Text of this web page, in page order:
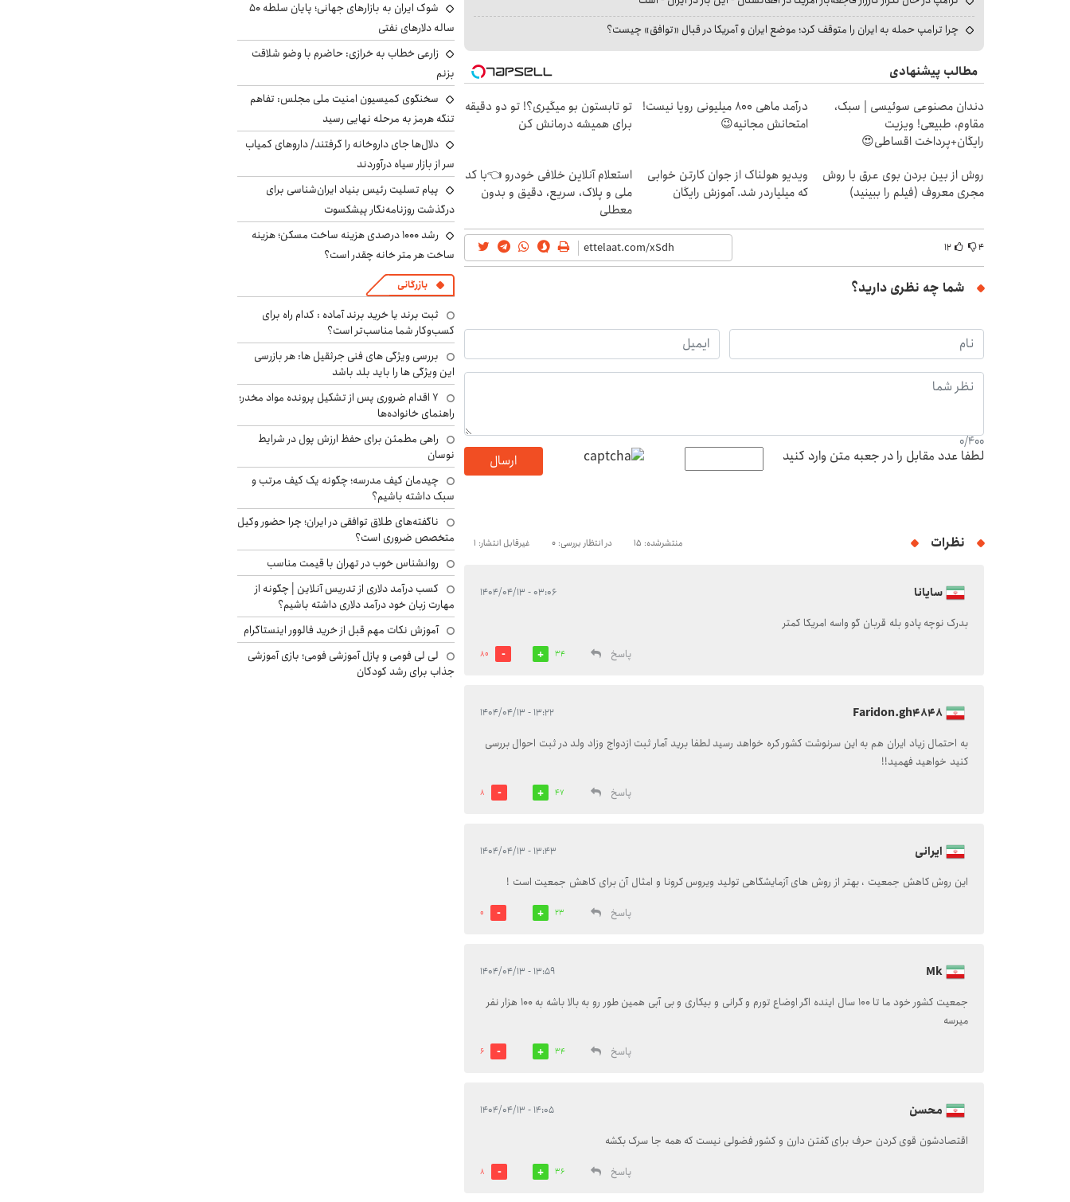
چرا ترامپ حمله به ایران را متوقف کرد؛ موضع ایران و آمریکا در قبال «توافق» چیست؟
مطالب پیشنهادی
دندان مصنوعی سوئیسی | سبک،
مقاوم، طبیعی! ویزیت
رایگان+پرداخت اقساطی😍
درآمد ماهی 800 میلیونی رویا نیست!
امتحانش مجانیه😉
تو تابستون بو میگیری؟! تو دو دقیقه
برای همیشه درمانش کن
روش از بین بردن بوی عرق با روش
مجری معروف (فیلم را ببینید)
ویدیو هولناک از جوان کارتن خوابی
که میلیاردر شد. آموزش رایگان
استعلام آنلاین خلافی خودرو 👈با کد
ملی و پلاک، سریع، دقیق و بدون
معطلی
۴ ۱۲
شما چه نظری دارید؟
0/400
لطفا عدد مقابل را در جعبه متن وارد کنید ارسال
نظرات منتشرشده: 15 در انتظار بررسی: 0 غیرقابل انتشار: 1
سایانا ۰۳:۰۶ - ۱۴۰۴/۰۴/۱۳
بدرک نوچه پادو بله قربان گو واسه امریکا کمتر
پاسخ
34
80
Faridon.gh4848 ۱۳:۲۲ - ۱۴۰۴/۰۴/۱۳
به احتمال زیاد ایران هم به این سرنوشت کشور کره خواهد رسید لطفا برید آمار ثبت ازدواج وزاد ولد در ثبت احوال بررسی
کنید خواهید فهمید!!
پاسخ
47
8
ایرانی ۱۳:۴۳ - ۱۴۰۴/۰۴/۱۳
این روش کاهش جمعیت ، بهتر از روش های آزمایشگاهی تولید ویروس کرونا و امثال آن برای کاهش جمعیت است !
پاسخ
23
0
Mk ۱۳:۵۹ - ۱۴۰۴/۰۴/۱۳
جمعیت کشور خود ما تا ۱۰۰ سال اینده اگر اوضاع تورم و گرانی و بیکاری و بی آبی همین طور رو به بالا باشه به ۱۰۰ هزار نفر
میرسه
پاسخ
34
6
محسن ۱۴:۰۵ - ۱۴۰۴/۰۴/۱۳
اقتصادشون قوی کردن حرف برای گفتن دارن و کشور فضولی نیست که همه جا سرک بکشه
پاسخ
36
8
شوک ایران به بازارهای جهانی؛ پایان سلطه ۵۰
ساله دلارهای نفتی
زارعی خطاب به خرازی: حاضرم با وضو شلاقت
بزنم
سخنگوی کمیسیون امنیت ملی مجلس: تفاهم
تنگه هرمز به مرحله نهایی رسید
دلال‌ها جای داروخانه را گرفتند/ داروهای کمیاب
سر از بازار سیاه درآوردند
پیام تسلیت رئیس بنیاد ایران‌شناسی برای
درگذشت روزنامه‌نگار پیشکسوت
رشد ۱۰۰۰ درصدی هزینه ساخت مسکن؛ هزینه
ساخت هر متر خانه چقدر است؟
بازرگانی
ثبت برند یا خرید برند آماده : کدام راه برای
کسب‌وکار شما مناسب‌تر است؟
بررسی ویژگی های فنی جرثقیل ها: هر بازرسی
این ویژگی ها را باید بلد باشد
۷ اقدام ضروری پس از تشکیل پرونده مواد مخدر؛
راهنمای خانواده‌ها
راهی مطمئن برای حفظ ارزش پول در شرایط
نوسان
چیدمان کیف مدرسه؛ چگونه یک کیف مرتب و
سبک داشته باشیم؟
ناگفته‌های طلاق توافقی در ایران؛ چرا حضور وکیل
متخصص ضروری است؟
روانشناس خوب در تهران با قیمت مناسب
کسب درآمد دلاری از تدریس آنلاین | چگونه از
مهارت زبان خود درآمد دلاری داشته باشیم؟
آموزش نکات مهم قبل از خرید فالوور اینستاگرام
لی لی فومی و پازل آموزشی فومی؛ بازی آموزشی
جذاب برای رشد کودکان